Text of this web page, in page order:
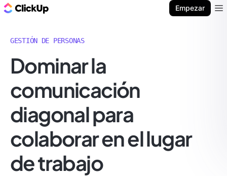
Empezar
GESTIÓN DE PERSONAS
Dominar la
comunicación
diagonal para
colaborar en el lugar
de trabajo